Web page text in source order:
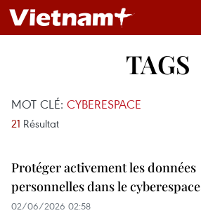
TAGS
MOT CLÉ: CYBERESPACE
21 Résultat
Protéger activement les données
personnelles dans le cyberespace
02/06/2026 02:58